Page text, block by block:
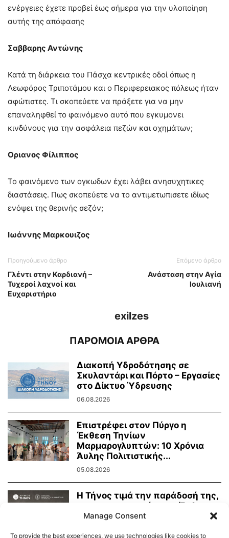
ενέργειες έχετε προβεί έως σήμερα για την υλοποίηση
αυτής της απόφασης
Σαββαρης Αντώνης
Κατά τη διάρκεια του Πάσχα κεντρικές οδοί όπως η
Λεωφόρος Τριποτάμου και ο Περιφερειακος πόλεως ήταν
αφώτιστες. Τι σκοπεύετε να πράξετε για να μην
επαναληφθεί το φαινόμενο αυτό που εγκυμονει
κινδύνους για την ασφάλεια πεζών και οχημάτων;
Οριανος Φίλιππος
Το φαινόμενο των ογκωδων έχει λάβει ανησυχητικες
διαστάσεις. Πως σκοπεύετε να το αντιμετωπισετε ιδίως
ενόψει της θερινής σεζόν;
Ιωάννης Μαρκουιζος
Προηγούμενο άρθρο
Γλέντι στην Καρδιανή –
Τυχεροί λαχνοί και
Ευχαριστήριο
Επόμενο άρθρο
Ανάσταση στην Αγία
Ιουλιανή
exilzes
ΠΑΡΟΜΟΙΑ ΑΡΘΡΑ
Διακοπή Υδροδότησης σε
Σκυλαντάρι και Πόρτο – Εργασίες
στο Δίκτυο Ύδρευσης
06.08.2026
Επιστρέφει στον Πύργο η
Έκθεση Τηνίων
Μαρμαρογλυπτών: 10 Χρόνια
Άυλης Πολιτιστικής...
05.08.2026
Η Τήνος τιμά την παράδοσή της,
τη μαρμαροτεχνία της. Έκθεση
Τήνιων...
Manage Consent
To provide the best experiences, we use technologies like cookies to